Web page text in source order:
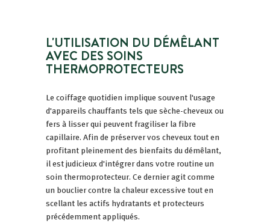
L'UTILISATION DU DÉMÊLANT
AVEC DES SOINS
THERMOPROTECTEURS
Le coiffage quotidien implique souvent l'usage
d'appareils chauffants tels que sèche-cheveux ou
fers à lisser qui peuvent fragiliser la fibre
capillaire. Afin de préserver vos cheveux tout en
profitant pleinement des bienfaits du démêlant,
il est judicieux d'intégrer dans votre routine un
soin thermoprotecteur. Ce dernier agit comme
un bouclier contre la chaleur excessive tout en
scellant les actifs hydratants et protecteurs
précédemment appliqués.